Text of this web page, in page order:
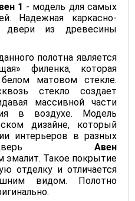
1 - модель для самых
Надежная каркасно-
двери из древесины
полотна является
филенка, которая
матовом стекле.
стекло создает
массивной части
в воздухе. Модель
дизайне, который
интерьеров в разных
Дверь Авен
эмалит. Такое покрытие
отделку и отличается
видом. Полотно